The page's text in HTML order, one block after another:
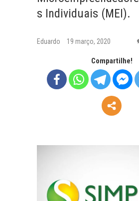
s Individuais (MEI).
Eduardo 19 março, 2020
Compartilhe!